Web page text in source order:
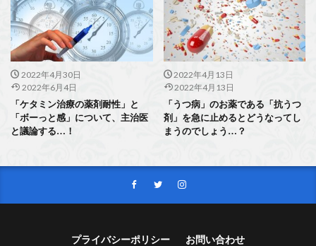
2022年4月30日
2022年6月4日
「ケタミン治療の薬剤耐性」と
「ボーっと感」について、主治医
と議論する…！
2022年4月13日
2022年4月13日
「うつ病」のお薬である「抗うつ
剤」を急に止めるとどうなってし
まうのでしょう…？
プライバシーポリシー お問い合わせ